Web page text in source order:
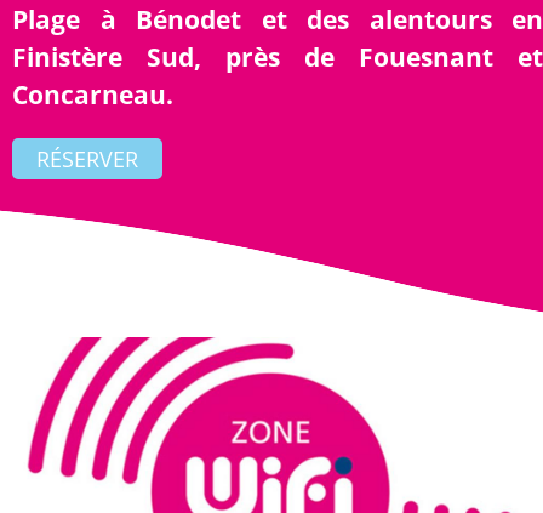
Plage à Bénodet et des alentours en
Finistère Sud, près de Fouesnant et
Concarneau.
RÉSERVER